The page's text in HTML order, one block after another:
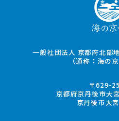
一般社団法人 京都府北部
（通称：海の
〒629-
京都府京丹後市大
京丹後市大